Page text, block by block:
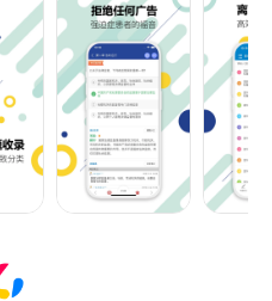
行练习
习
点练习
点练习
试卷练习